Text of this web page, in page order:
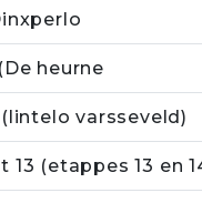
heurne
(lintelo varsseveld)
13 (etappes 13 en